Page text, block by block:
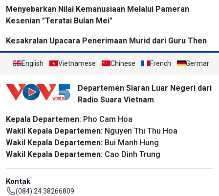
Menyebarkan Nilai Kemanusiaan Melalui Pameran
Kesenian "Teratai Bulan Mei"
Kesakralan Upacara Penerimaan Murid dari Guru Then
English Vietnamese Chinese French German
Departemen Siaran Luar Negeri dari
Radio Suara Vietnam
Kepala Departemen: Pho Cam Hoa
Wakil Kepala Departemen: Nguyen Thi Thu Hoa
Wakil Kepala Departemen: Bui Manh Hung
Wakil Kepala Departemen: Cao Dinh Trung
Kontak
(084) 24 38266809